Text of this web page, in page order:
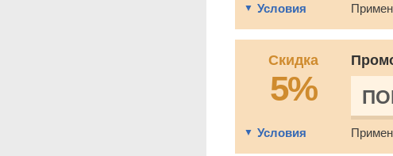
Условия
Скидка
5%
Условия